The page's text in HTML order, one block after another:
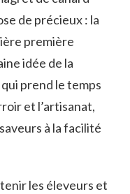
de précieux : la
première
idée de la
prend le temps
et l’artisanat,
à la facilité
les éleveurs et